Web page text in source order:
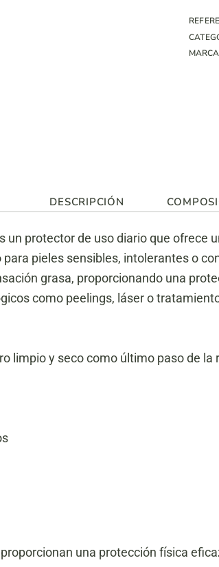
DESCRIPCIÓN
un protector de uso diario que ofrece
pieles sensibles, intolerantes o
grasa, proporcionando una
como peelings, láser o
limpio y seco como último paso de
una protección física